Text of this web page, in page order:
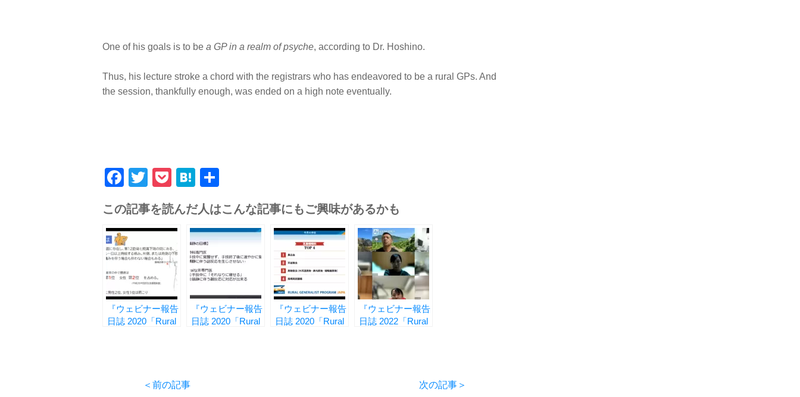
One of his goals is to be a GP in a realm of psyche, according to Dr. Hoshino.
Thus, his lecture stroke a chord with the registrars who has endeavored to be a rural GPs. And
the session, thankfully enough, was ended on a high note eventually.
Facebook
TwitterPocketHatena
この記事を読んだ人はこんな記事にもご興味があるかも
『ウェビナー報告
日誌 2020「Rural
『ウェビナー報告
日誌 2020「Rural
『ウェビナー報告
日誌 2020「Rural
『ウェビナー報告
日誌 2022「Rural
＜前の記事 次の記事＞